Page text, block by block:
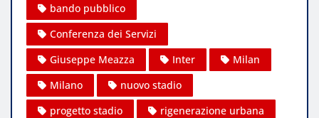
bando pubblico
Conferenza dei Servizi
Giuseppe Meazza
Inter
Milan
Milano
nuovo stadio
progetto stadio
rigenerazione urbana